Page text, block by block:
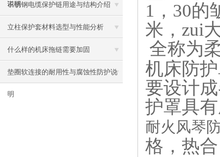
说明
不锈钢电缆保护链用途与结构介绍
立柱保护套材料选型与性能分析
什么样的机床拖链需要加固
垫圈软连接的耐用性与腐蚀性防护说
明
1，30的
米，zui
全称为
机床防
要设计
护罩具
耐火风琴
格，热